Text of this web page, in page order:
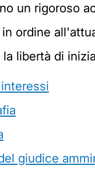
un rigoroso
ordine
libertà di
giudice